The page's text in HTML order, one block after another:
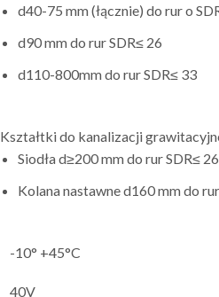
d40-75 mm (łącznie) do rur o
d90 mm do rur SDR≤ 26
d110-800mm do rur SDR≤ 33
Kształtki do kanalizacji
Siodła d≥200 mm do rur SDR≤ 26
Kolana nastawne d160 mm do
-10° +45°C
40V